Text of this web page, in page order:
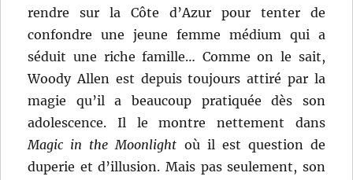
rendre sur la Côte d’Azur pour tenter de
confondre une jeune femme médium qui a
séduit une riche famille… Comme on le sait,
Woody Allen est depuis toujours attiré par la
magie qu’il a beaucoup pratiquée dès son
adolescence. Il le montre nettement dans
Magic in the Moonlight où il est question de
duperie et d’illusion. Mais pas seulement, son